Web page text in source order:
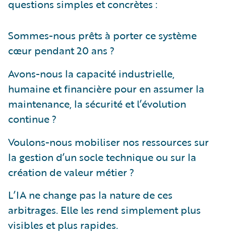
questions simples et concrètes :
Sommes-nous prêts à porter ce système
cœur pendant 20 ans ?
Avons-nous la capacité industrielle,
humaine et financière pour en assumer la
maintenance, la sécurité et l’évolution
continue ?
Voulons-nous mobiliser nos ressources sur
la gestion d’un socle technique ou sur la
création de valeur métier ?
L’IA ne change pas la nature de ces
arbitrages. Elle les rend simplement plus
visibles et plus rapides.